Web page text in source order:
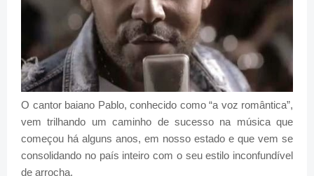
O cantor baiano Pablo, conhecido como “a voz romântica”,
vem trilhando um caminho de sucesso na música que
começou há alguns anos, em nosso estado e que vem se
consolidando no país inteiro com o seu estilo inconfundível
de arrocha.